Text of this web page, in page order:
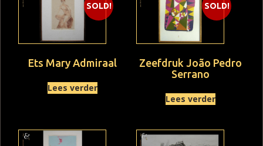
SOLD!
Ets Mary Admiraal
Lees verder
SOLD!
Zeefdruk João Pedro
Serrano
Lees verder